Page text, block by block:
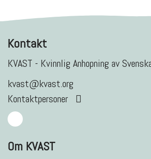
Kontakt
KVAST - Kvinnlig Anhopning av
kvast@kvast.org
Kontaktpersoner
Om KVAST